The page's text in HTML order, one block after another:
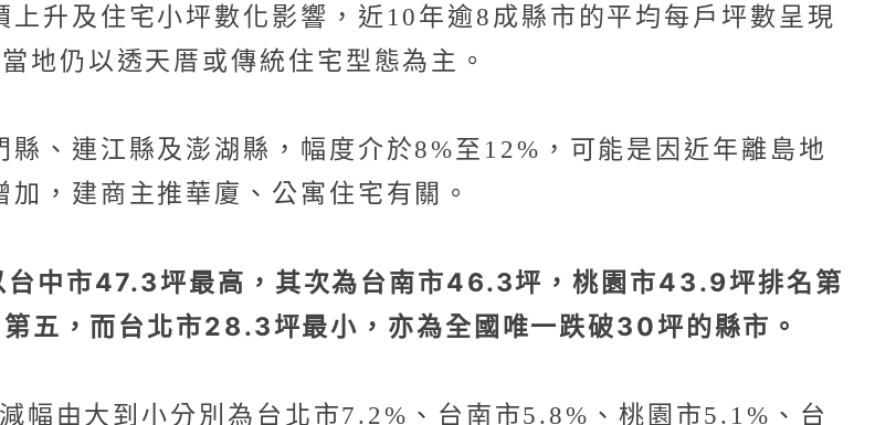
升及住宅小坪數化影響，近10年逾8成縣市的平均每戶坪數呈現
地仍以透天厝或傳統住宅型態為主。
、連江縣及澎湖縣，幅度介於8%至12%，可能是因近年離島地
，建商主推華廈、公寓住宅有關。
台中市47.3坪最高，其次為台南市46.3坪，桃園市43.9坪排名第
五，而台北市28.3坪最小，亦為全國唯一跌破30坪的縣市。
幅由大到小分別為台北市7.2%、台南市5.8%、桃園市5.1%、台